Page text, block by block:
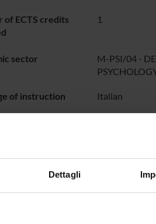
Dettagli
of ECTS credits
1
sector
M-PSI/04 -
of instruction Italian
TIMETABLE